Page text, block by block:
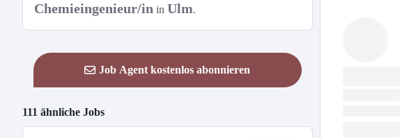
Chemieingenieur/in in Ulm.
Job Agent kostenlos abonnieren
111 ähnliche Jobs